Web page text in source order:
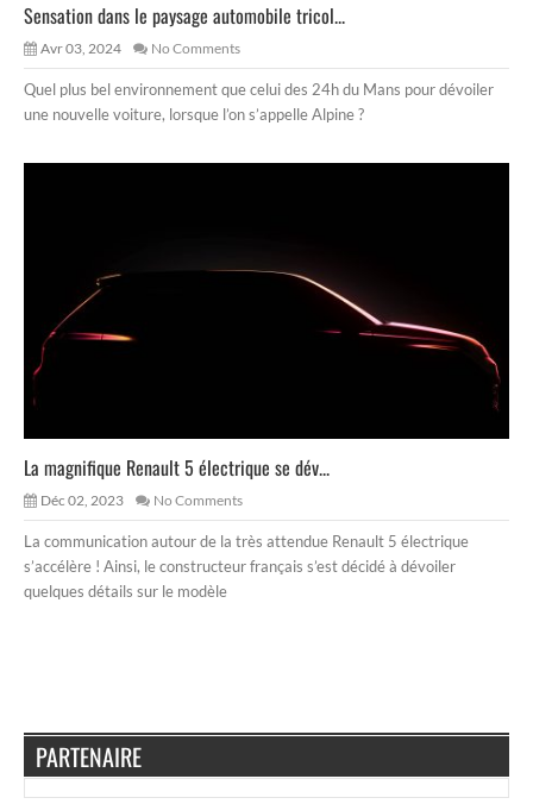
Sensation dans le paysage automobile tricol...
Avr 03, 2024 No Comments
Quel plus bel environnement que celui des 24h du Mans pour dévoiler
une nouvelle voiture, lorsque l’on s’appelle Alpine ?
La magnifique Renault 5 électrique se dév...
Déc 02, 2023 No Comments
La communication autour de la très attendue Renault 5 électrique
s’accélère ! Ainsi, le constructeur français s’est décidé à dévoiler
quelques détails sur le modèle
PARTENAIRE